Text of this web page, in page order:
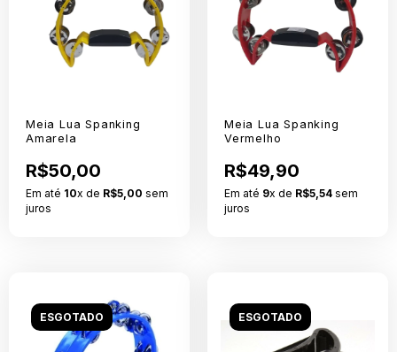
Meia Lua Spanking
Amarela
R$50,00
Em até 10x de R$5,00 sem
juros
Meia Lua Spanking
Vermelho
R$49,90
Em até 9x de R$5,54 sem
juros
ESGOTADO ESGOTADO